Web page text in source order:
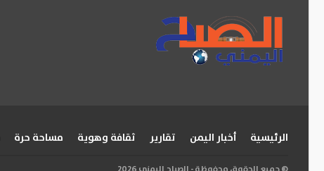
الرئيسية أخبار اليمن تقارير ثقافة وهوية مساحة حرة